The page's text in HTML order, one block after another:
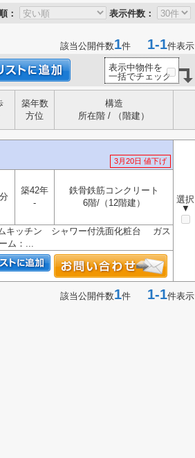
： 表示件数：
該当公開件数1件 1-1件表示
表示中物件を
一括でチェック
築年数
方位
構造
所在階 / （階建）
3月20日 値下げ
選択
▼
築42年
-
鉄骨鉄筋コンクリート
6階/（12階建）
キッチン シャワー付洗面化粧台 ガス
ム：...
該当公開件数1件 1-1件表示